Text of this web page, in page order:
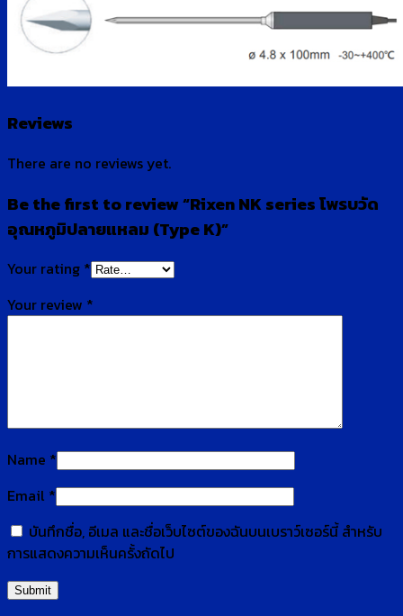
Reviews
There are no reviews yet.
Be the first to review “Rixen NK series โพรบวัด
อุณหภูมิปลายแหลม (Type K)”
Your rating *
Your review *
Name *
Email *
บันทึกชื่อ, อีเมล และชื่อเว็บไซต์ของฉันบนเบราว์เซอร์นี้ สำหรับ
การแสดงความเห็นครั้งถัดไป